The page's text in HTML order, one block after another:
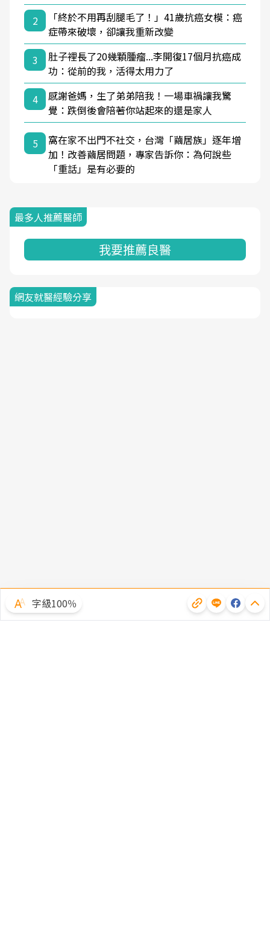
2
「終於不用再刮腿毛了！」41歲抗癌女模：癌
症帶來破壞，卻讓我重新改變
3
肚子裡長了20幾顆腫瘤...李開復17個月抗癌成
功：從前的我，活得太用力了
4
感謝爸媽，生了弟弟陪我！一場車禍讓我驚
覺：跌倒後會陪著你站起來的還是家人
5
窩在家不出門不社交，台灣「繭居族」逐年增
加！改善繭居問題，專家告訴你：為何說些
「重話」是有必要的
最多人推薦醫師
我要推薦良醫
網友就醫經驗分享
字級100％